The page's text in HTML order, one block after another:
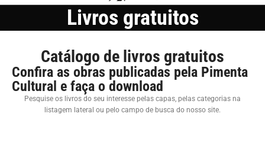
Livros gratuitos
Catálogo de livros gratuitos
Confira as obras publicadas pela Pimenta
Cultural e faça o download
Pesquise os livros do seu interesse pelas capas, pelas categorias na
listagem lateral ou pelo campo de busca do nosso site.